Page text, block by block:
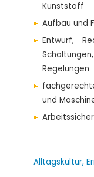
Kunststoff
Aufbau und
Entwurf,
Regelungen
und
Alltagskultur,